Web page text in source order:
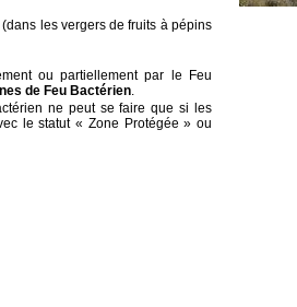
les vergers de fruits à pépins
ou partiellement par le Feu
de Feu Bactérien.
ne peut se faire que si les
le statut « Zone Protégée » ou